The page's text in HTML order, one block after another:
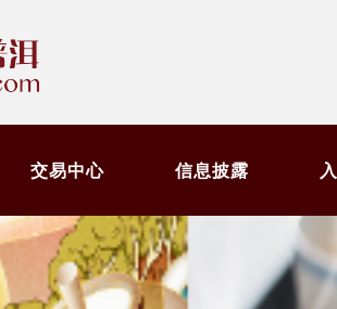
交易中心 信息披露